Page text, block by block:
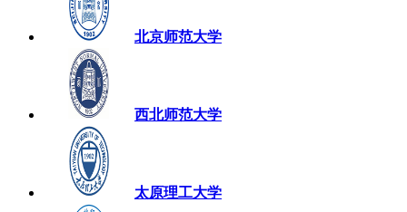
北京师范大学
西北师范大学
太原理工大学